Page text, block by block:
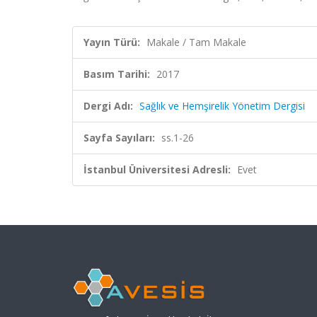
Yayın Türü: Makale / Tam Makale
Basım Tarihi: 2017
Dergi Adı: Sağlık ve Hemşirelik Yönetim Dergisi
Sayfa Sayıları: ss.1-26
İstanbul Üniversitesi Adresli: Evet